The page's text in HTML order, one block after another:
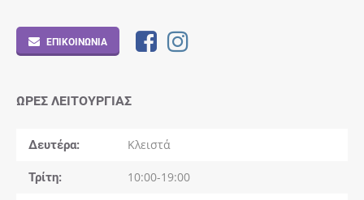
ΕΠΙΚΟΙΝΩΝΊΑ
ΏΡΕΣ ΛΕΙΤΟΥΡΓΊΑΣ
Δευτέρα Κλειστά
Τρίτη 10:00-19:00